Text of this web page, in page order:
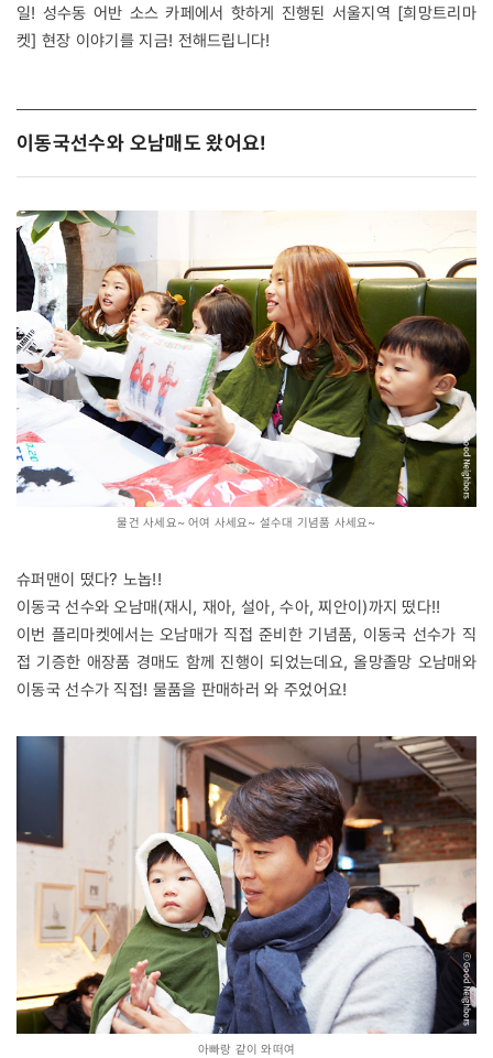
일! 성수동 어반 소스 카페에서 핫하게 진행된 서울지역 [희망트리마
켓] 현장 이야기를 지금! 전해드립니다!
이동국선수와 오남매도 왔어요!
물건 사세요~ 어여 사세요~ 설수대 기념품 사세요~
슈퍼맨이 떴다? 노놉!!
이동국 선수와 오남매(재시, 재아, 설아, 수아, 찌안이)까지 떴다!!
이번 플리마켓에서는 오남매가 직접 준비한 기념품, 이동국 선수가 직
접 기증한 애장품 경매도 함께 진행이 되었는데요, 올망졸망 오남매와
이동국 선수가 직접! 물품을 판매하러 와 주었어요!
아빠랑 같이 와떠여